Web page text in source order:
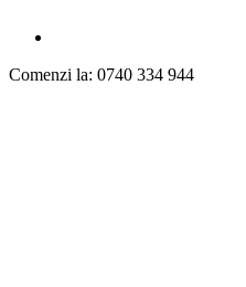
Comenzi la: 0740 334 944